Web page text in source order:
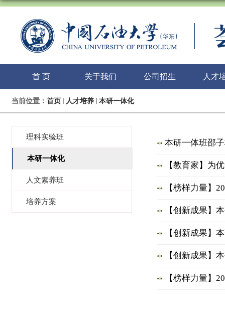
首 页 关于我们 公司招生 人才
当前位置： 首页 人才培养 本研一体化
理科实验班
本研一体化
人文素养班
培养方案
本研一体班邵
【教育家】为
【榜样力量】
【创新成果】
【创新成果】
【创新成果】
【榜样力量】